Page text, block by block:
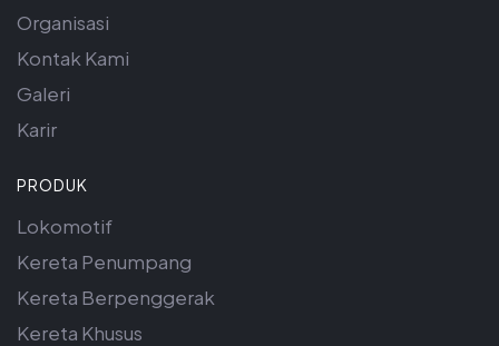
Organisasi
Kontak Kami
Galeri
Karir
PRODUK
Lokomotif
Kereta Penumpang
Kereta Berpenggerak
Kereta Khusus